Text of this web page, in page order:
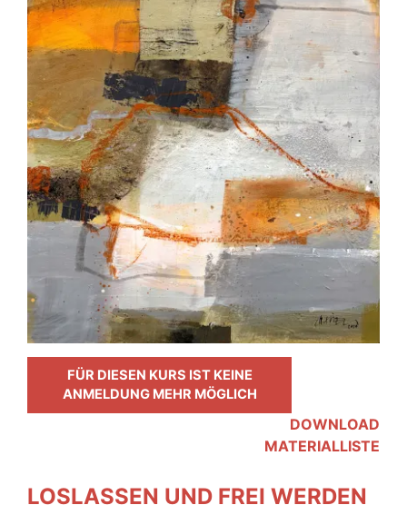
FÜR DIESEN KURS IST KEINE
ANMELDUNG MEHR MÖGLICH
DOWNLOAD
MATERIALLISTE
LOSLASSEN UND FREI WERDEN